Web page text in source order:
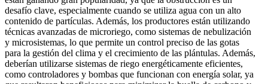
desafío clave, especialmente cuando se utiliza agua con un alto
contenido de partículas. Además, los productores están utilizando
técnicas avanzadas de microriego, como sistemas de nebulización
y microsistemas, lo que permite un control preciso de las gotas
para la gestión del clima y el crecimiento de las plántulas. Además,
deberían utilizarse sistemas de riego energéticamente eficientes,
como controladores y bombas que funcionan con energía solar, ya